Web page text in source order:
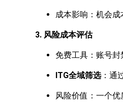
成本影响：机会
3. 风险成本评估
免费工具：账号封
ITG全域筛选：通
风险价值：一个